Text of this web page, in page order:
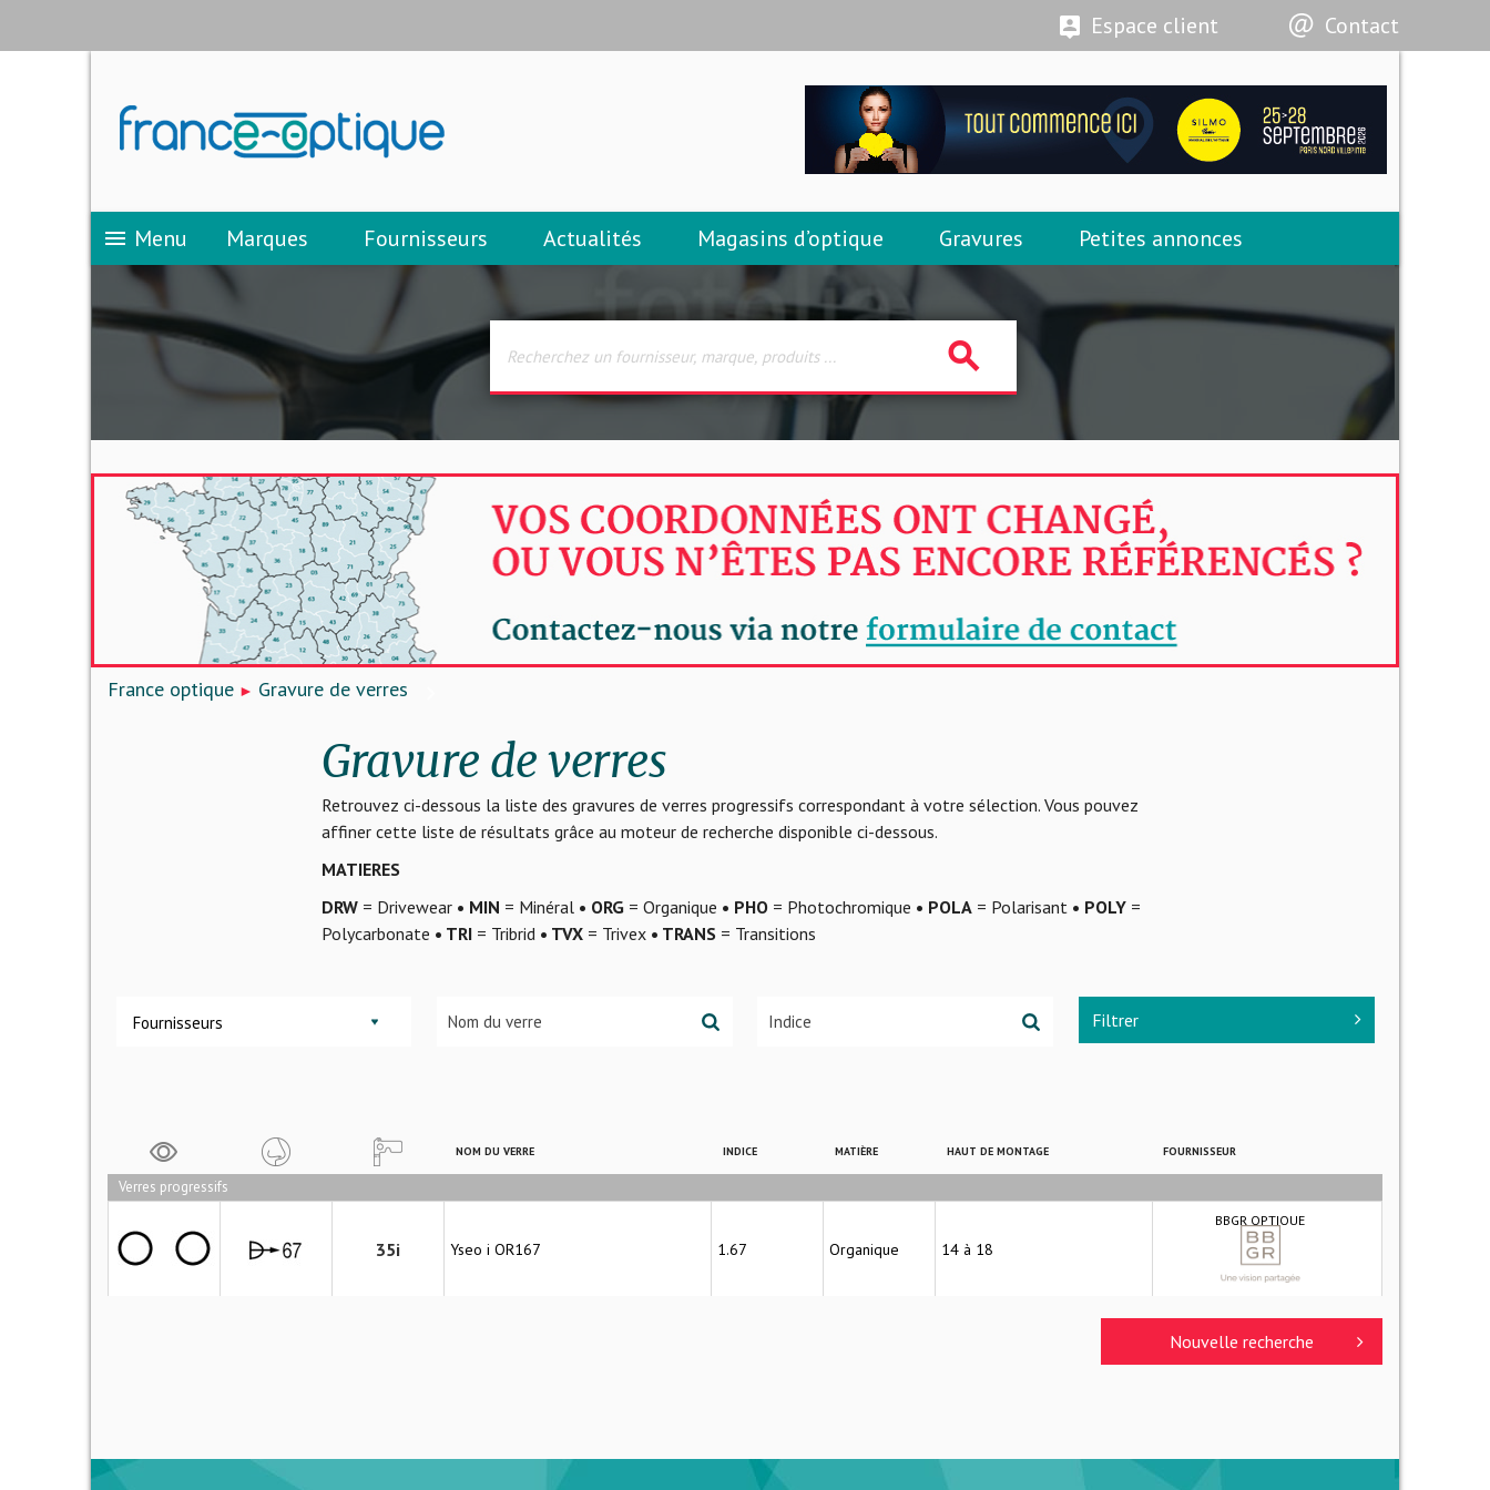
Espace client Contact
menu Menu Marques Fournisseurs Actualités Magasins d’optique Gravures Petites annonces
search
France optique Gravure de verres
Gravure de verres
Retrouvez ci-dessous la liste des gravures de verres progressifs correspondant à votre sélection. Vous pouvez
affiner cette liste de résultats grâce au moteur de recherche disponible ci-dessous.
MATIERES
DRW= Drivewear • MIN = Minéral • ORG= Organique • PHO= Photochromique • POLA= Polarisant • POLY=
Polycarbonate • TRI= Tribrid • TVX= Trivex • TRANS= Transitions
Fournisseurs Filtrer
NOM DU VERRE INDICE MATIÈRE HAUT DE MONTAGE FOURNISSEUR
Verres progressifs
35i Yseo i OR167 1.67 Organique 14 à 18
BBGR OPTIQUE
Nouvelle recherche